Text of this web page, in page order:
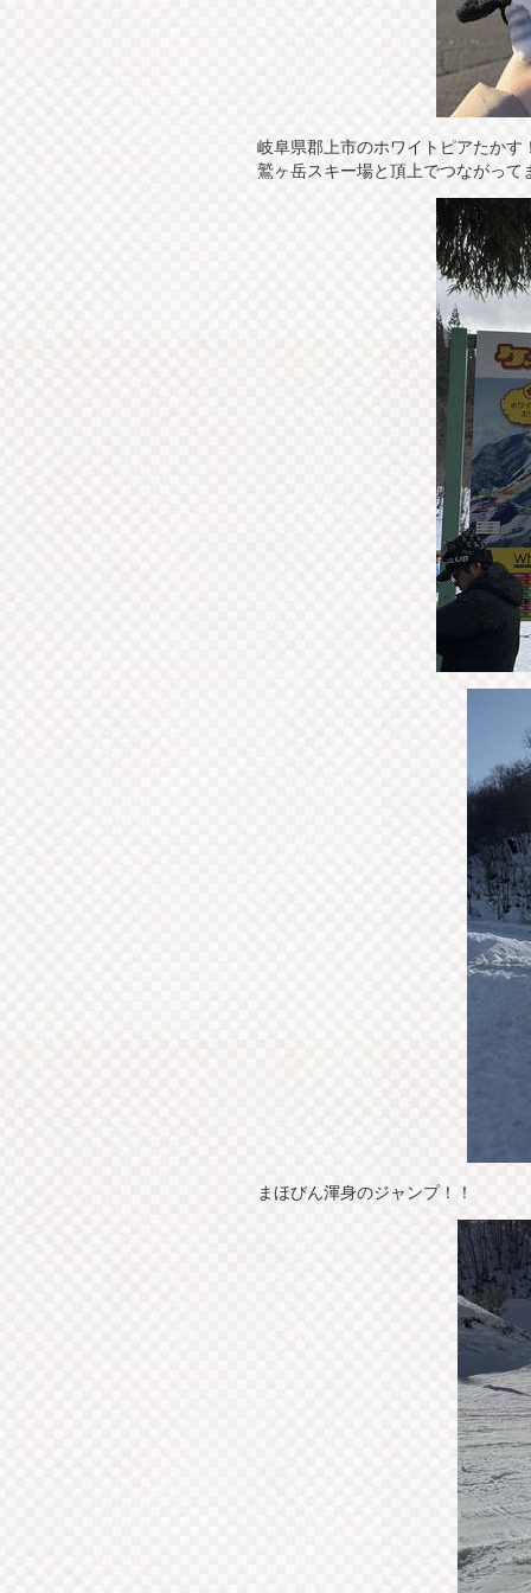
岐阜県郡上市のホワイトピアたかす
鷲ヶ岳スキー場と頂上でつながって
まほびん渾身のジャンプ！！